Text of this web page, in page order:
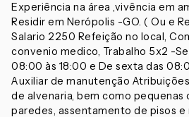
Experiência na área ,vivência em
Residir em Nerópolis -GO. ( Ou e
Salario 2250 Refeição no local,
convenio medico, Trabalho 5x2 -
08:00 às 18:00 e De sexta das
Auxiliar de manutenção
de alvenaria, bem como pequenas
paredes, assentamento de pisos